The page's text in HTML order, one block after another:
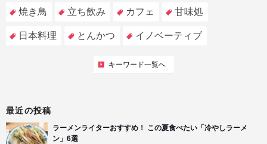
焼き鳥 立ち飲み カフェ 甘味処
日本料理 とんかつ イノベーティブ
キーワード一覧へ
最近の投稿
ラーメンライターおすすめ！ この夏食べたい「冷やしラーメ
ン」6選